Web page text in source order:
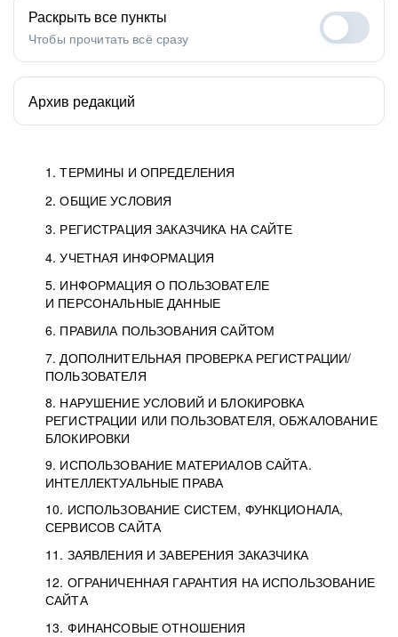
1. ТЕРМИНЫ И ОПРЕДЕЛЕНИЯ
2. ОБЩИЕ УСЛОВИЯ
3. РЕГИСТРАЦИЯ ЗАКАЗЧИКА НА САЙТЕ
4. УЧЕТНАЯ ИНФОРМАЦИЯ
5. ИНФОРМАЦИЯ О ПОЛЬЗОВАТЕЛЕ
И ПЕРСОНАЛЬНЫЕ ДАННЫЕ
6. ПРАВИЛА ПОЛЬЗОВАНИЯ САЙТОМ
7. ДОПОЛНИТЕЛЬНАЯ ПРОВЕРКА РЕГИСТРАЦИИ/
ПОЛЬЗОВАТЕЛЯ
8. НАРУШЕНИЕ УСЛОВИЙ И БЛОКИРОВКА
РЕГИСТРАЦИИ ИЛИ ПОЛЬЗОВАТЕЛЯ, ОБЖАЛОВАНИЕ
БЛОКИРОВКИ
9. ИСПОЛЬЗОВАНИЕ МАТЕРИАЛОВ САЙТА.
ИНТЕЛЛЕКТУАЛЬНЫЕ ПРАВА
10. ИСПОЛЬЗОВАНИЕ СИСТЕМ, ФУНКЦИОНАЛА,
СЕРВИСОВ САЙТА
11. ЗАЯВЛЕНИЯ И ЗАВЕРЕНИЯ ЗАКАЗЧИКА
12. ОГРАНИЧЕННАЯ ГАРАНТИЯ НА ИСПОЛЬЗОВАНИЕ
САЙТА
13. ФИНАНСОВЫЕ ОТНОШЕНИЯ
Раскрыть все пункты
Чтобы прочитать всё сразу
Архив редакций